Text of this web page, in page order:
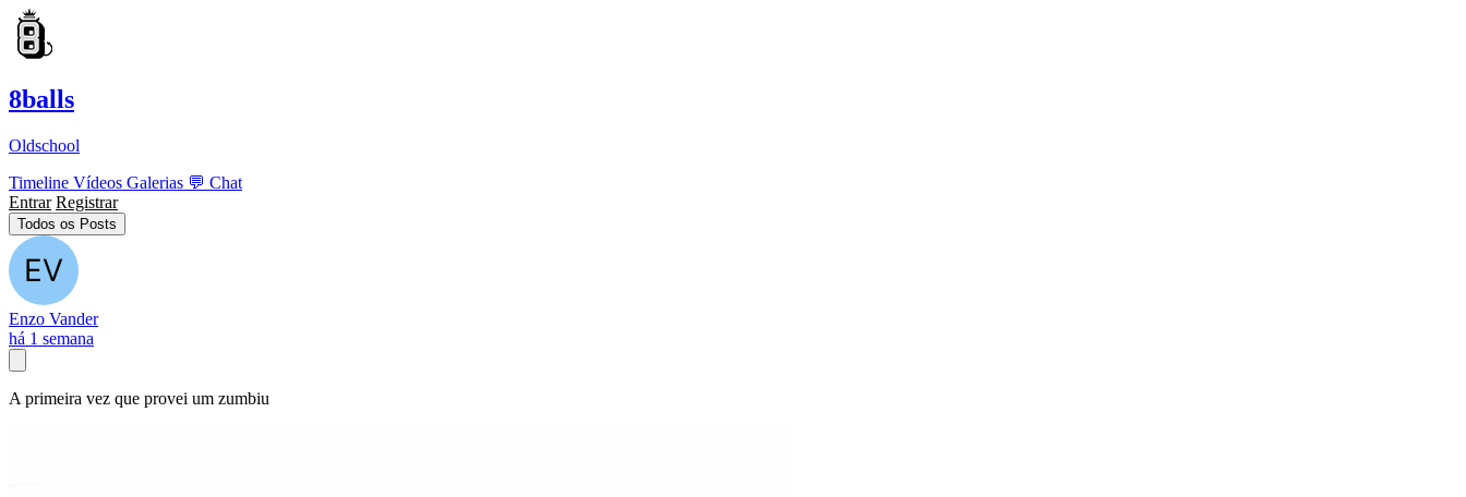
8balls
Oldschool
Timeline Vídeos Galerias 💬 Chat
Entrar Registrar
Todos os Posts
Enzo Vander
há 1 semana
A primeira vez que provei um zumbiu